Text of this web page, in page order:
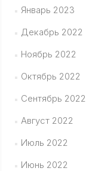
Январь 2023
Декабрь 2022
Ноябрь 2022
Октябрь 2022
Сентябрь 2022
Август 2022
Июль 2022
Июнь 2022